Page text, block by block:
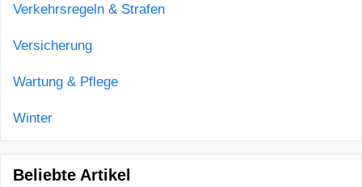
Verkehrsregeln & Strafen
Versicherung
Wartung & Pflege
Winter
Beliebte Artikel